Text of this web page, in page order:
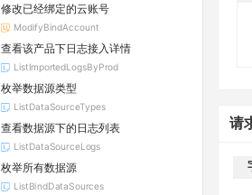
修改已经绑定的云账号
ModifyBindAccount
查看该产品下日志接入详情
ListImportedLogsByProd
枚举数据源类型
ListDataSourceTypes
查看数据源下的日志列表
ListDataSourceLogs
枚举所有数据源
ListBindDataSources
请